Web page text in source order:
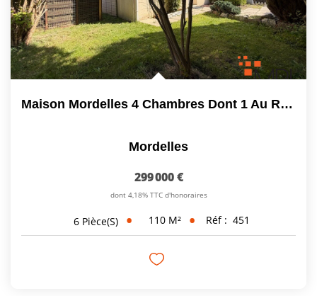
Maison Mordelles 4 Chambres Dont 1 Au RDC Et Salle D'eau
Mordelles
299 000 €
dont 4,18% TTC d'honoraires
6 Pièce(s) 110 M² Réf : 451